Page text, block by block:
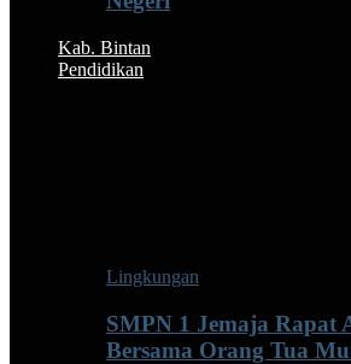
Kab. Bintan
Pendidikan
Lingkungan
SMPN 1 Jemaja Rapat
Bersama Orang Tua